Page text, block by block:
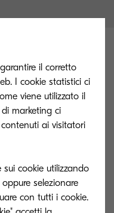
di lavoro
Kyocera sono
che ottimizzano
il corretto
I cookie statistici ci
viene utilizzato il
marketing ci
ai visitatori
sui cookie utilizzando
selezionare
con tutti i cookie.